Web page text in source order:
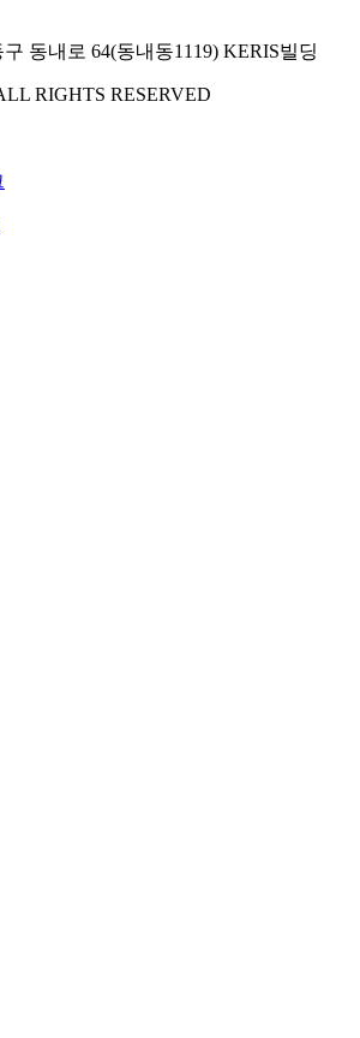
동내로 64(동내동1119) KERIS빌딩
RIGHTS RESERVED